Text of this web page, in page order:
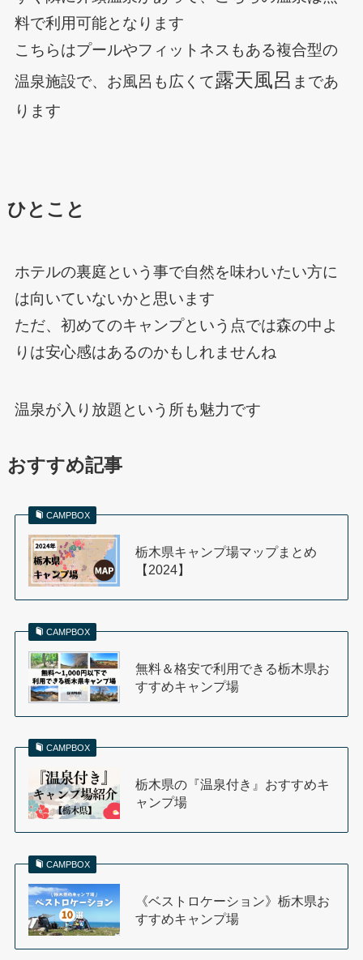
料で利用可能となります
こちらはプールやフィットネスもある複合型の
温泉施設で、お風呂も広くて露天風呂 まであ
ります
ひとこと
ホテルの裏庭という事で自然を味わいたい方に
は向いていないかと思います
ただ、初めてのキャンプという点では森の中よ
りは安心感はあるのかもしれませんね
温泉が入り放題という所も魅力です
おすすめ記事
CAMPBOX
栃木県キャンプ場マップまとめ
【2024】
CAMPBOX
無料＆格安で利用できる栃木県お
すすめキャンプ場
CAMPBOX
栃木県の『温泉付き』おすすめキ
ャンプ場
CAMPBOX
《ベストロケーション》栃木県お
すすめキャンプ場